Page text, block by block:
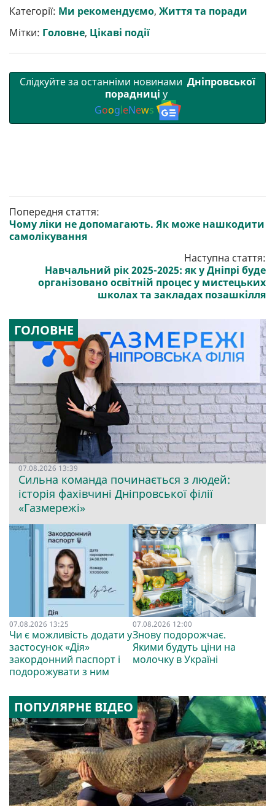
р
и
т
и
b
o
o
k
e
r
l g
r
a
m
s
A
p
p
r l
Категорії: Ми рекомендуємо, Життя та поради
Мітки: Головне, Цікаві події
Слідкуйте за останніми новинами Дніпровської
порадниці у
GoogleNews
Попередня стаття:
Чому ліки не допомагають. Як може нашкодити
самолікування
Наступна стаття:
Навчальний рік 2025-2025: як у Дніпрі буде
організовано освітній процес у мистецьких
школах та закладах позашкілля
ГОЛОВНЕ
07.08.2026 13:39
Сильна команда починається з людей:
історія фахівчині Дніпровської філії
«Газмережі»
07.08.2026 13:25
Чи є можливість додати у
застосунок «Дія»
закордонний паспорт і
подорожувати з ним
07.08.2026 12:00
Знову подорожчає.
Якими будуть ціни на
молочку в Україні
ПОПУЛЯРНЕ ВІДЕО